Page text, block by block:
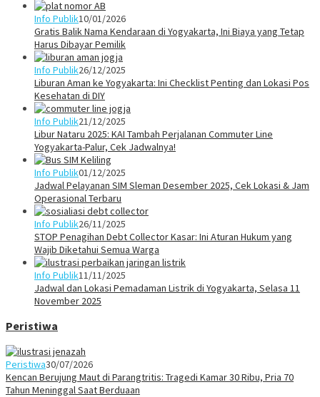
Info Publik10/01/2026
Gratis Balik Nama Kendaraan di Yogyakarta, Ini Biaya yang Tetap
Harus Dibayar Pemilik
Info Publik26/12/2025
Liburan Aman ke Yogyakarta: Ini Checklist Penting dan Lokasi Pos
Kesehatan di DIY
Info Publik21/12/2025
Libur Nataru 2025: KAI Tambah Perjalanan Commuter Line
Yogyakarta-Palur, Cek Jadwalnya!
Info Publik01/12/2025
Jadwal Pelayanan SIM Sleman Desember 2025, Cek Lokasi & Jam
Operasional Terbaru
Info Publik26/11/2025
STOP Penagihan Debt Collector Kasar: Ini Aturan Hukum yang
Wajib Diketahui Semua Warga
Info Publik11/11/2025
Jadwal dan Lokasi Pemadaman Listrik di Yogyakarta, Selasa 11
November 2025
Peristiwa
Peristiwa30/07/2026
Kencan Berujung Maut di Parangtritis: Tragedi Kamar 30 Ribu, Pria 70
Tahun Meninggal Saat Berduaan